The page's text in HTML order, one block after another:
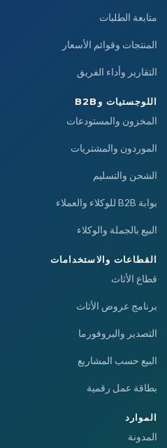
متابعة الطلبات
المنتجات وقوائم الأسعار
التقارير وأداء الفريق
اللوجستيات وB2B
المخزون والمستودعات
الموردون والمشتريات
الشحن والتسليم
بوابة B2B للوكلاء والعملاء
البيع بالجملة والوكلاء
القطاعات والاستخدامات
قطاع الأثاث
برنامج عروض الأثاث
التصدير والبروفورما
البيع حسب المشاريع
بطاقة عمل رقمية
الموارد
المدونة